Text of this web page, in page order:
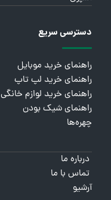
دسترسی سریع
راهنمای خرید موبایل
راهنمای خرید لپ تاپ
راهنمای خرید لوازم خانگی
راهنمای شیک بودن
چهره‌ها
درباره ما
تماس با ما
آرشیو